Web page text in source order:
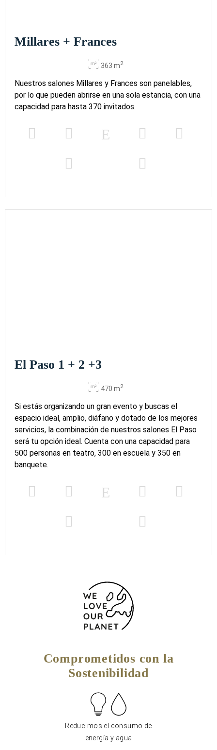
Millares + Frances
363 m2
Nuestros salones Millares y Frances son panelables,
por lo que pueden abrirse en una sola estancia, con una
capacidad para hasta 370 invitados.
El Paso 1 + 2 +3
470 m2
Si estás organizando un gran evento y buscas el
espacio ideal, amplio, diáfano y dotado de los mejores
servicios, la combinación de nuestros salones El Paso
será tu opción ideal. Cuenta con una capacidad para
500 personas en teatro, 300 en escuela y 350 en
banquete.
Comprometidos con la
Sostenibilidad
Reducimos el consumo de
energía y agua